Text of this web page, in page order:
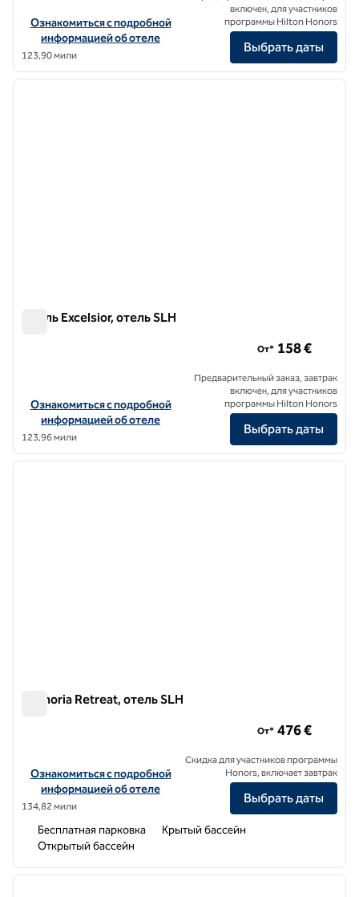
Посмотреть информацию об отеле ON Residence, a SLH Hotel
Ознакомиться с подробной
информацией об отеле
123,90 мили
включен, для участников
программы Hilton Honors
Выбрать даты
1/12
1 из 12
Отель Excelsior, отель SLH
Посмотреть информацию об отеле Excelsior Hotel, a SLH Hotel
Ознакомиться с подробной
информацией об отеле
123,96 мили
От* 158 €
Предварительный заказ, завтрак
включен, для участников
программы Hilton Honors
Выбрать даты
1/8
1 из 8
Euphoria Retreat, отель SLH
Посмотреть информацию об отеле Euphoria Retreat, SLH Hotel
Ознакомиться с подробной
информацией об отеле
134,82 мили
От* 476 €
Скидка для участников программы
Honors, включает завтрак
Выбрать даты
Бесплатная парковка
Крытый бассейн
Открытый бассейн
1 из 10